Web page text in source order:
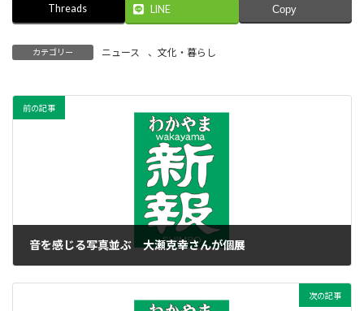
Threads LINE Copy
カテゴリー ニュース 、 文化・暮らし
前の記事
音を感じる写真並ぶ 大瀬克幸さんが個展
次の記事